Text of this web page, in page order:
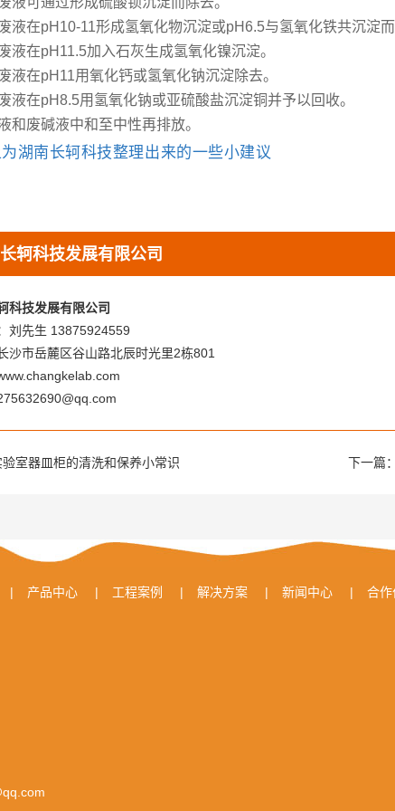
液在pH10-11形成氢氧化物沉淀或pH6.5与氢氧化铁共沉淀
液在pH11.5加入石灰生成氢氧化镍沉淀。
液在pH11用氧化钙或氢氧化钠沉淀除去。
液在pH8.5用氢氧化钠或亚硫酸盐沉淀铜并予以回收。
和废碱液中和至中性再排放。
湖南长轲科技整理出来的一些小建议
轲科技发展有限公司
科技发展有限公司
刘先生 13875924559
沙市岳麓区谷山路北辰时光里2栋801
验室器皿柜的清洗和保养小常识 下一篇
| 产品中心 | 工程案例 | 解决方案 | 新闻中心 | 合作